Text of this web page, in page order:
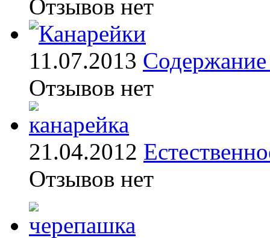
Отзывов нет
11.07.2013 Содержание
Отзывов нет
21.04.2012
Отзывов нет